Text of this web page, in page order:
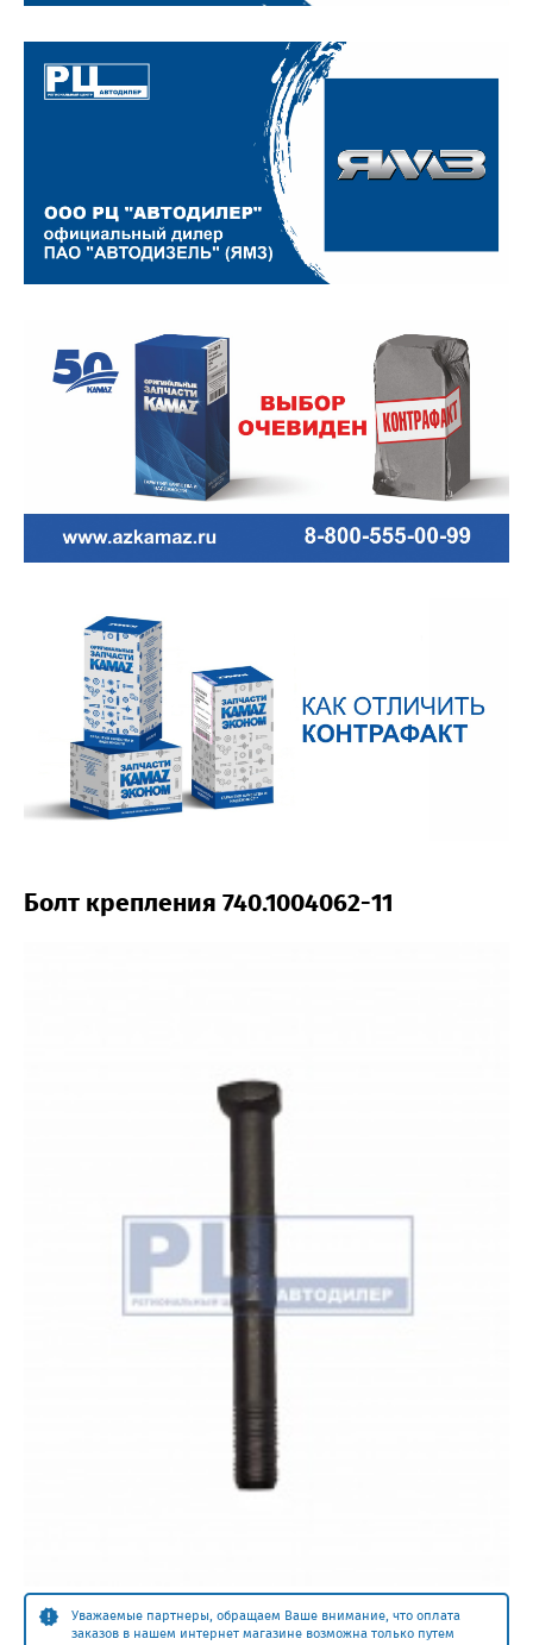
Болт крепления 740.1004062-11
Уважаемые партнеры, обращаем Ваше внимание, что оплата
заказов в нашем интернет магазине возможна только путем